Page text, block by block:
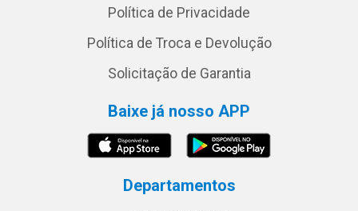
Política de Privacidade
Política de Troca e Devolução
Solicitação de Garantia
Baixe já nosso APP
Departamentos